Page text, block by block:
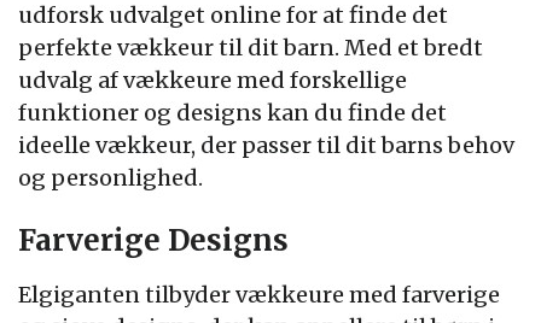
udforsk udvalget online for at finde det
perfekte vækkeur til dit barn. Med et bredt
udvalg af vækkeure med forskellige
funktioner og designs kan du finde det
ideelle vækkeur, der passer til dit barns behov
og personlighed.
Farverige Designs
Elgiganten tilbyder vækkeure med farverige